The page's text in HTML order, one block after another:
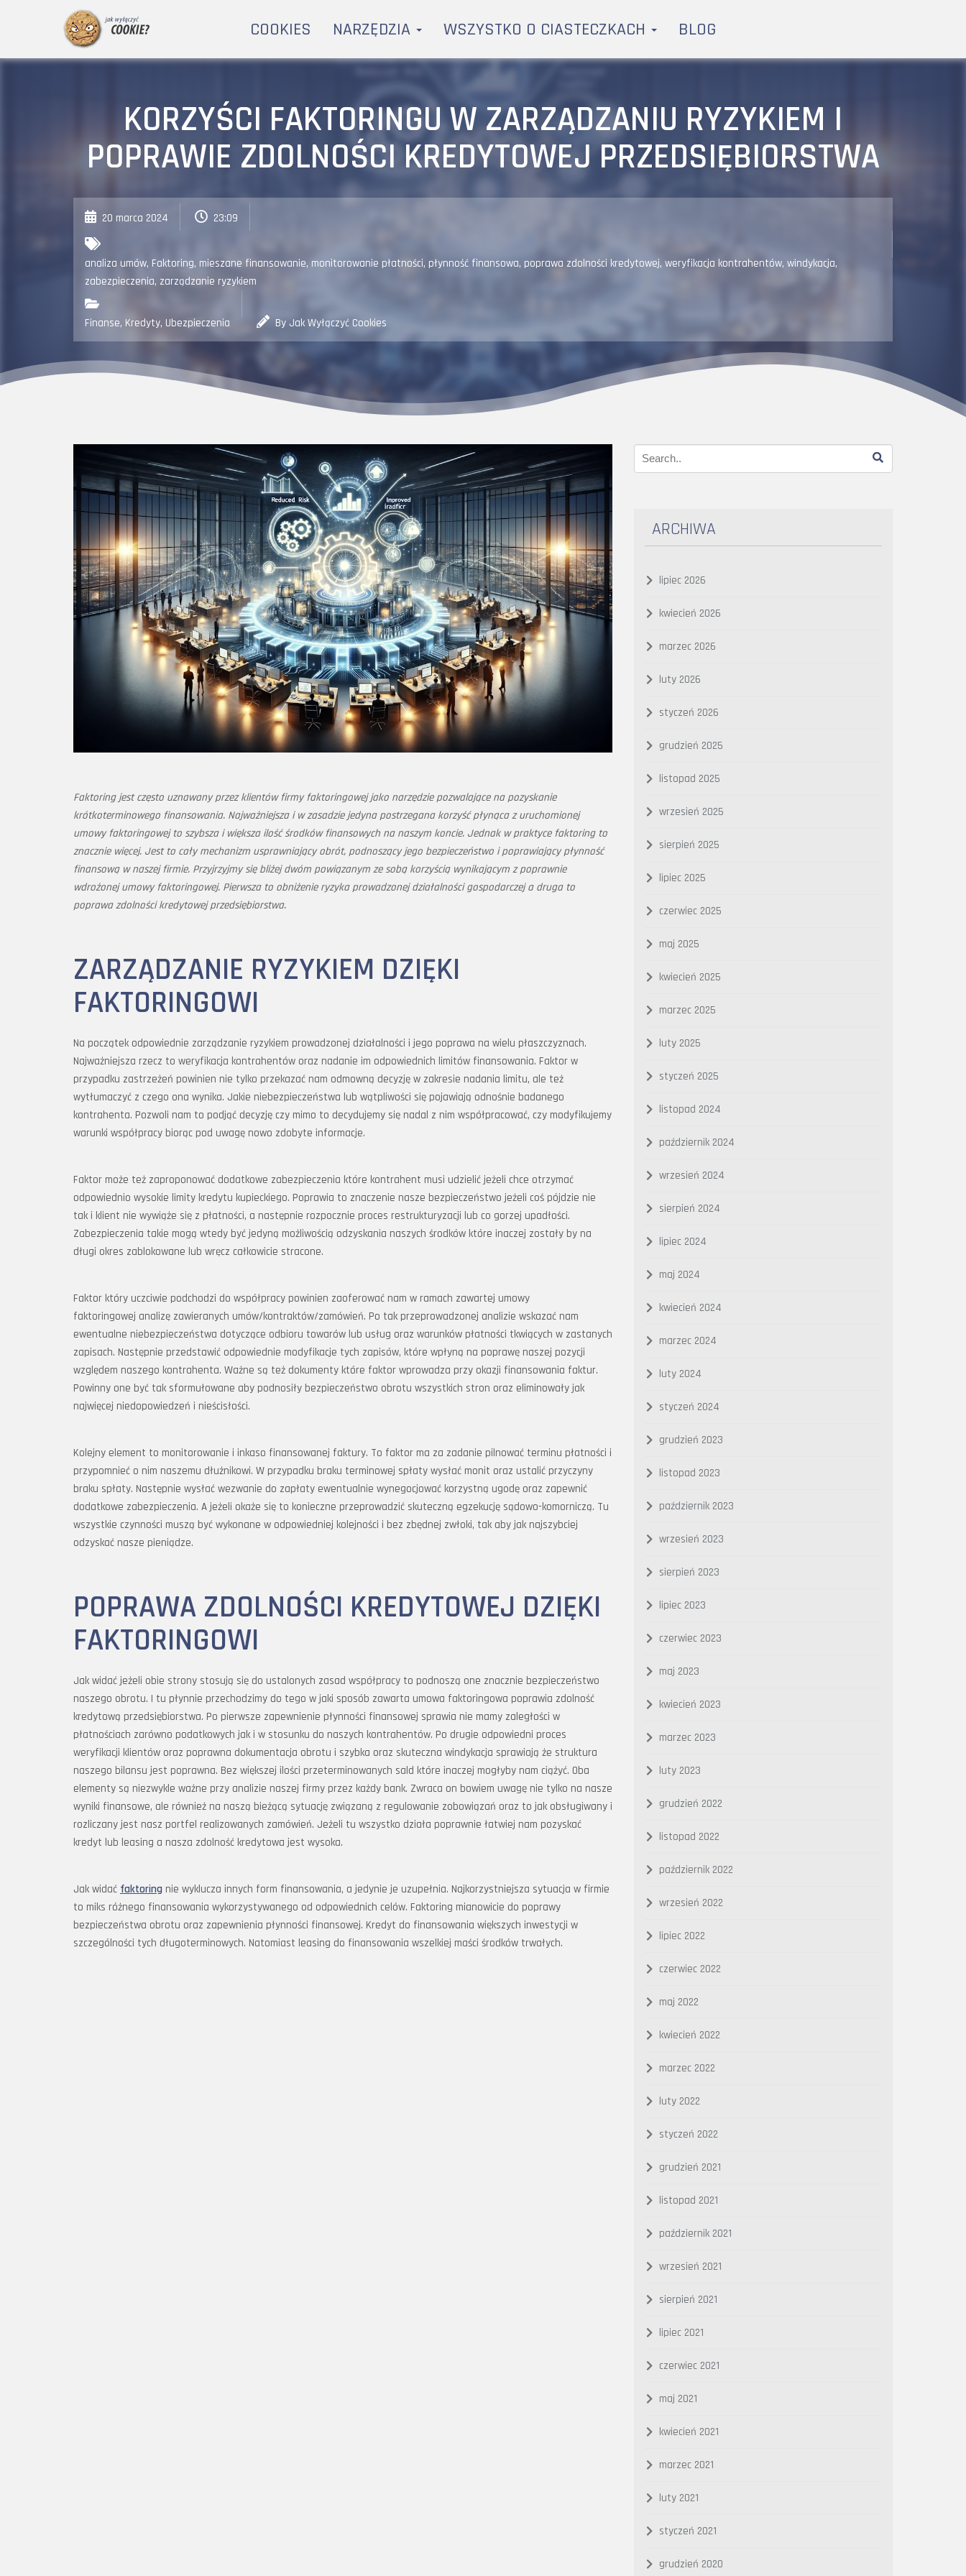
COOKIES NARZĘDZIA WSZYSTKO O CIASTECZKACH BLOG
KORZYŚCI FAKTORINGU W ZARZĄDZANIU RYZYKIEM I
POPRAWIE ZDOLNOŚCI KREDYTOWEJ PRZEDSIĘBIORSTWA
20 marca 2024 23:09
analiza umów, Faktoring, mieszane finansowanie, monitorowanie płatności, płynność finansowa, poprawa zdolności kredytowej, weryfikacja kontrahentów, windykacja,
zabezpieczenia, zarządzanie ryzykiem
Finanse, Kredyty, Ubezpieczenia By Jak Wyłączyć Cookies
Faktoring jest często uznawany przez klientów firmy faktoringowej jako narzędzie pozwalające na pozyskanie
krótkoterminowego finansowania. Najważniejsza i w zasadzie jedyna postrzegana korzyść płynąca z uruchomionej
umowy faktoringowej to szybsza i większa ilość środków finansowych na naszym koncie. Jednak w praktyce faktoring to
znacznie więcej. Jest to cały mechanizm usprawniający obrót, podnoszący jego bezpieczeństwo i poprawiający płynność
finansową w naszej firmie. Przyjrzyjmy się bliżej dwóm powiązanym ze sobą korzyścią wynikającym z poprawnie
wdrożonej umowy faktoringowej. Pierwsza to obniżenie ryzyka prowadzonej działalności gospodarczej a druga to
poprawa zdolności kredytowej przedsiębiorstwa.
ZARZĄDZANIE RYZYKIEM DZIĘKI
FAKTORINGOWI
Na początek odpowiednie zarządzanie ryzykiem prowadzonej działalności i jego poprawa na wielu płaszczyznach.
Najważniejsza rzecz to weryfikacja kontrahentów oraz nadanie im odpowiednich limitów finansowania. Faktor w
przypadku zastrzeżeń powinien nie tylko przekazać nam odmowną decyzję w zakresie nadania limitu, ale też
wytłumaczyć z czego ona wynika. Jakie niebezpieczeństwa lub wątpliwości się pojawiają odnośnie badanego
kontrahenta. Pozwoli nam to podjąć decyzję czy mimo to decydujemy się nadal z nim współpracować, czy modyfikujemy
warunki współpracy biorąc pod uwagę nowo zdobyte informacje.
Faktor może też zaproponować dodatkowe zabezpieczenia które kontrahent musi udzielić jeżeli chce otrzymać
odpowiednio wysokie limity kredytu kupieckiego. Poprawia to znaczenie nasze bezpieczeństwo jeżeli coś pójdzie nie
tak i klient nie wywiąże się z płatności, a następnie rozpocznie proces restrukturyzacji lub co gorzej upadłości.
Zabezpieczenia takie mogą wtedy być jedyną możliwością odzyskania naszych środków które inaczej zostały by na
długi okres zablokowane lub wręcz całkowicie stracone.
Faktor który uczciwie podchodzi do współpracy powinien zaoferować nam w ramach zawartej umowy
faktoringowej analizę zawieranych umów/kontraktów/zamówień. Po tak przeprowadzonej analizie wskazać nam
ewentualne niebezpieczeństwa dotyczące odbioru towarów lub usług oraz warunków płatności tkwiących w zastanych
zapisach. Następnie przedstawić odpowiednie modyfikacje tych zapisów, które wpłyną na poprawę naszej pozycji
względem naszego kontrahenta. Ważne są też dokumenty które faktor wprowadza przy okazji finansowania faktur.
Powinny one być tak sformułowane aby podnosiły bezpieczeństwo obrotu wszystkich stron oraz eliminowały jak
najwięcej niedopowiedzeń i nieścisłości.
Kolejny element to monitorowanie i inkaso finansowanej faktury. To faktor ma za zadanie pilnować terminu płatności i
przypomnieć o nim naszemu dłużnikowi. W przypadku braku terminowej spłaty wysłać monit oraz ustalić przyczyny
braku spłaty. Następnie wysłać wezwanie do zapłaty ewentualnie wynegocjować korzystną ugodę oraz zapewnić
dodatkowe zabezpieczenia. A jeżeli okaże się to konieczne przeprowadzić skuteczną egzekucję sądowo-komorniczą. Tu
wszystkie czynności muszą być wykonane w odpowiedniej kolejności i bez zbędnej zwłoki, tak aby jak najszybciej
odzyskać nasze pieniądze.
POPRAWA ZDOLNOŚCI KREDYTOWEJ DZIĘKI
FAKTORINGOWI
Jak widać jeżeli obie strony stosują się do ustalonych zasad współpracy to podnoszą one znacznie bezpieczeństwo
naszego obrotu. I tu płynnie przechodzimy do tego w jaki sposób zawarta umowa faktoringowa poprawia zdolność
kredytową przedsiębiorstwa. Po pierwsze zapewnienie płynności finansowej sprawia nie mamy zaległości w
płatnościach zarówno podatkowych jak i w stosunku do naszych kontrahentów. Po drugie odpowiedni proces
weryfikacji klientów oraz poprawna dokumentacja obrotu i szybka oraz skuteczna windykacja sprawiają że struktura
naszego bilansu jest poprawna. Bez większej ilości przeterminowanych sald które inaczej mogłyby nam ciążyć. Oba
elementy są niezwykle ważne przy analizie naszej firmy przez każdy bank. Zwraca on bowiem uwagę nie tylko na nasze
wyniki finansowe, ale również na naszą bieżącą sytuację związaną z regulowanie zobowiązań oraz to jak obsługiwany i
rozliczany jest nasz portfel realizowanych zamówień. Jeżeli tu wszystko działa poprawnie łatwiej nam pozyskać
kredyt lub leasing a nasza zdolność kredytowa jest wysoka.
Jak widać faktoring nie wyklucza innych form finansowania, a jedynie je uzupełnia. Najkorzystniejsza sytuacja w firmie
to miks różnego finansowania wykorzystywanego od odpowiednich celów. Faktoring mianowicie do poprawy
bezpieczeństwa obrotu oraz zapewnienia płynności finansowej. Kredyt do finansowania większych inwestycji w
szczególności tych długoterminowych. Natomiast leasing do finansowania wszelkiej maści środków trwałych.
ARCHIWA
lipiec 2026
kwiecień 2026
marzec 2026
luty 2026
styczeń 2026
grudzień 2025
listopad 2025
wrzesień 2025
sierpień 2025
lipiec 2025
czerwiec 2025
maj 2025
kwiecień 2025
marzec 2025
luty 2025
styczeń 2025
listopad 2024
październik 2024
wrzesień 2024
sierpień 2024
lipiec 2024
maj 2024
kwiecień 2024
marzec 2024
luty 2024
styczeń 2024
grudzień 2023
listopad 2023
październik 2023
wrzesień 2023
sierpień 2023
lipiec 2023
czerwiec 2023
maj 2023
kwiecień 2023
marzec 2023
luty 2023
grudzień 2022
listopad 2022
październik 2022
wrzesień 2022
lipiec 2022
czerwiec 2022
maj 2022
kwiecień 2022
marzec 2022
luty 2022
styczeń 2022
grudzień 2021
listopad 2021
październik 2021
wrzesień 2021
sierpień 2021
lipiec 2021
czerwiec 2021
maj 2021
kwiecień 2021
marzec 2021
luty 2021
styczeń 2021
grudzień 2020